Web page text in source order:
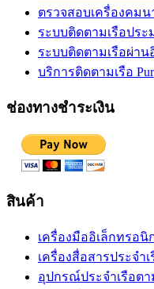
ตรวจสอบเครื่องคมน
ระบบติดตามเรือประ
ระบบติดตามเรือผ่าน
บริการติดตามเรือ
ช่องทางชำระเงิน
สินค้า
เครื่องมืออิเล็กทรอนิ
เครื่องสื่อสารประจำเ
อุปกรณ์ประจำเรือตา